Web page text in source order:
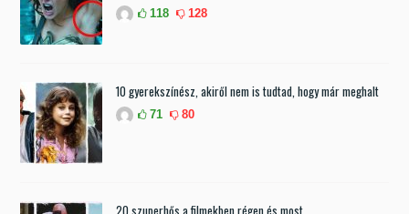
118 128
10 gyerekszínész, akiről nem is tudtad, hogy már meghalt
71 80
20 szuperhős a filmekben régen és most